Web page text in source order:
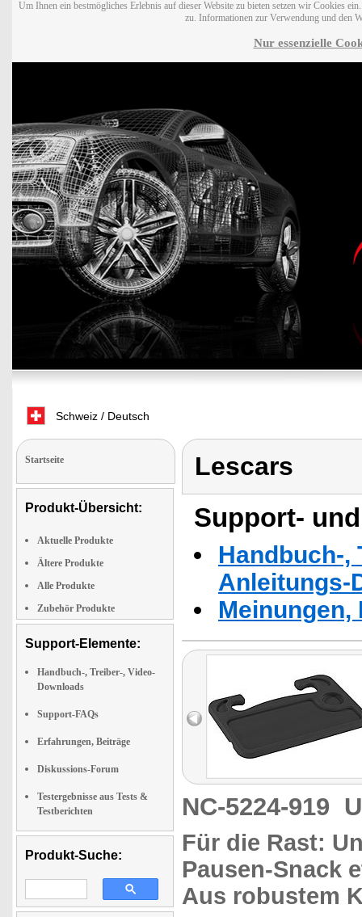
Um Ihnen ein bestmögliches Erlebnis auf dieser Website zu bieten setzen wir Cookies
zu. Informationen zur Verwendung und den
Nur essenzielle
Schweiz / Deutsch
Startseite
Produkt-Übersicht:
Aktuelle Produkte
Ältere Produkte
Alle Produkte
Zubehör Produkte
Support-Elemente:
Handbuch-, Treiber-, Video-
Downloads
Support-FAQs
Erfahrungen, Beiträge
Diskussions-Forum
Testergebnisse aus Tests &
Testberichten
Produkt-Suche:
Lescars
Support-
Handbuch-,
Anleitungs-
NC-5224-919
Für die Rast:
Pausen-Snack
Aus robustem